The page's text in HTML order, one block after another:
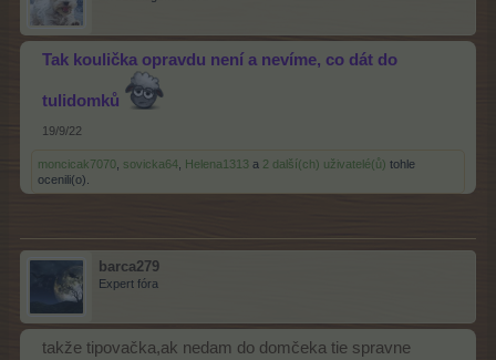
Tak koulička opravdu není a nevíme, co dát do
tulidomků
19/9/22
moncicak7070, sovicka64, Helena1313 a 2 další(ch) uživatelé(ů) tohle
ocenili(o).
barca279
Expert fóra
takže tipovačka,ak nedam do domčeka tie spravne